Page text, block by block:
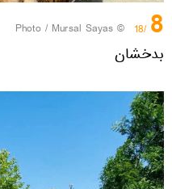
8
/18
© Photo / Mursal Sayas
بدخشان